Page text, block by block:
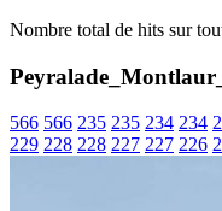
Nombre total de hits sur
566 566 235 235 234 234
229 228 228 227 227 226